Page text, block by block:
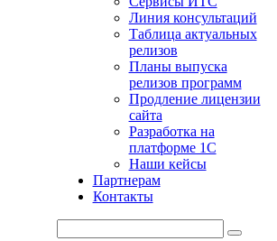
Линия консультаций
Таблица актуальных
релизов
Планы выпуска
релизов программ
Продление лицензии
сайта
Разработка на
платформе 1С
Наши кейсы
Партнерам
Контакты